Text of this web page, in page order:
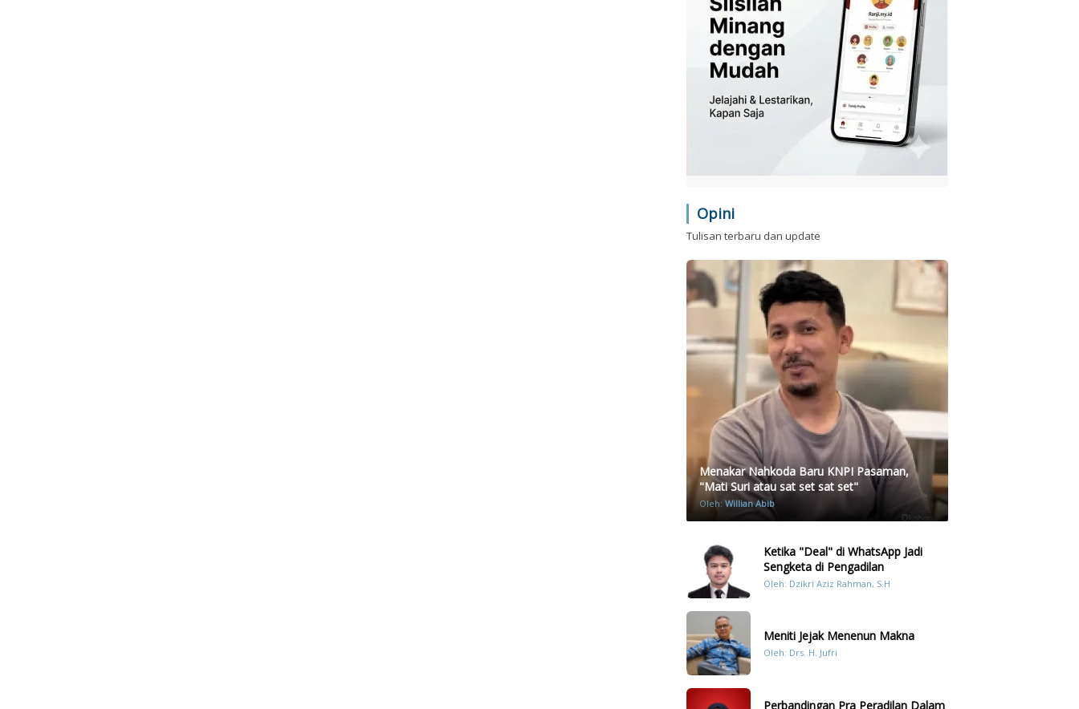
Opini
Tulisan terbaru dan update
Menakar Nahkoda Baru KNPI Pasaman,
"Mati Suri atau sat set sat set"
Oleh: Willian Abib
Ketika "Deal" di WhatsApp Jadi
Sengketa di Pengadilan
Oleh: Dzikri Aziz Rahman, S.H
Meniti Jejak Menenun Makna
Oleh: Drs. H. Jufri
Perbandingan Pra Peradilan Dalam